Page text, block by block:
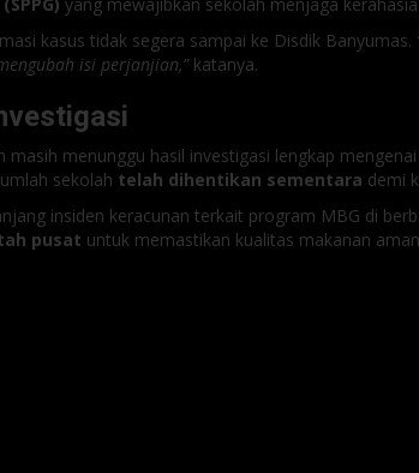
kasus tidak segera sampai ke Disdik Banyumas.
isi perjanjian,”katanya.
masih menunggu hasil investigasi lengkap
sekolah telah dihentikan sementara demi
insiden keracunan terkait program MBG di
pusat untuk memastikan kualitas makanan